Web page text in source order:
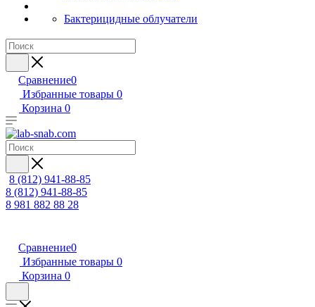
Бактерицидные облучатели
Сравнение0
Избранные товары 0
Корзина 0
8 (812) 941-88-85
8 (812) 941-88-85
8 981 882 88 28
Сравнение0
Избранные товары 0
Корзина 0